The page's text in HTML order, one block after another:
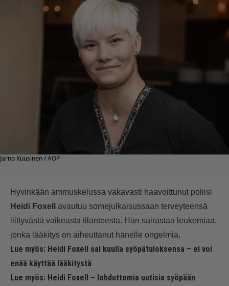
Jarno Kuusinen / AOP
Hyvinkään ammuskelussa vakavasti haavoittunut poliisi
Heidi Foxell
avautuu somejulkaisussaan terveyteensä
liittyvästä vaikeasta tilanteesta. Hän sairastaa leukemiaa,
jonka lääkitys on aiheuttanut hänelle ongelmia.
Lue myös: Heidi Foxell sai kuulla syöpätuloksensa – ei voi
enää käyttää lääkitystä
Lue myös: Heidi Foxell – lohduttomia uutisia syöpään